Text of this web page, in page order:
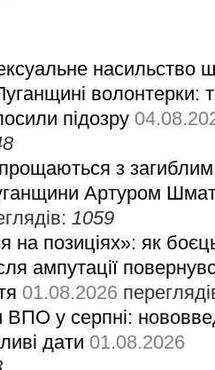
насильство
волонтерки:
підозру
з загиблим
Артуром
1059
позиціях»: як
ампутації
01.08.2026
ВПО у серпні:
дати 01.08.2026